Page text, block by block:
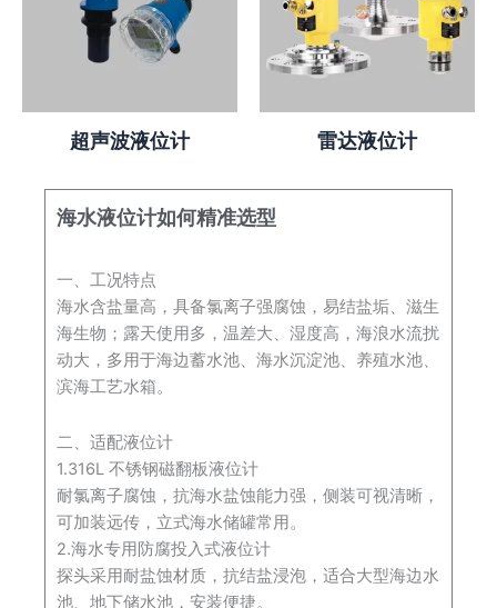
超声波液位计 雷达液位计
海水液位计如何精准选型
一、工况特点
海水含盐量高，具备氯离子强腐蚀，易结盐垢、滋生
海生物；露天使用多，温差大、湿度高，海浪水流扰
动大，多用于海边蓄水池、海水沉淀池、养殖水池、
滨海工艺水箱。
二、适配液位计
1.316L 不锈钢磁翻板液位计
耐氯离子腐蚀，抗海水盐蚀能力强，侧装可视清晰，
可加装远传，立式海水储罐常用。
2.海水专用防腐投入式液位计
探头采用耐盐蚀材质，抗结盐浸泡，适合大型海边水
池、地下储水池，安装便捷。